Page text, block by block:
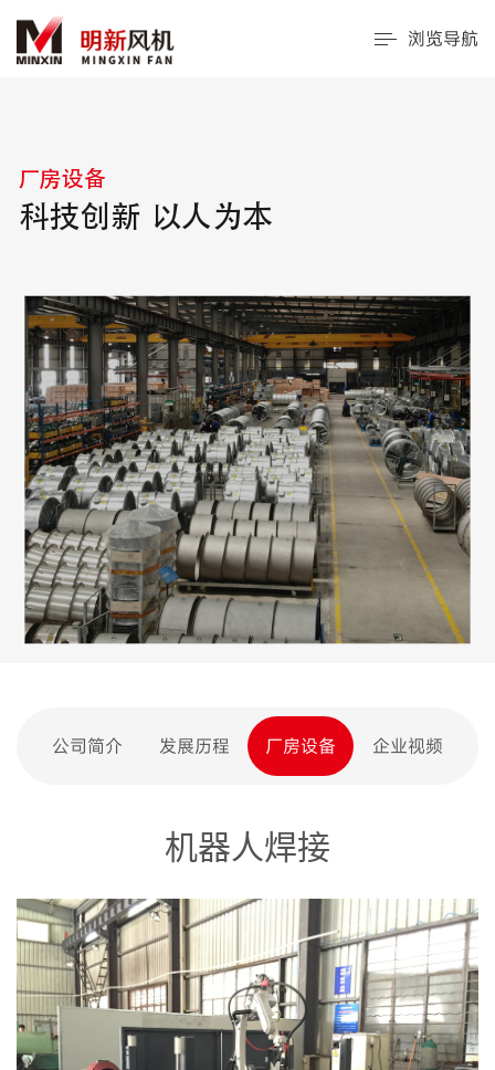
浏览导航
厂房设备
科技创新 以人为本
公司简介 发展历程 厂房设备 企业视频
机器人焊接